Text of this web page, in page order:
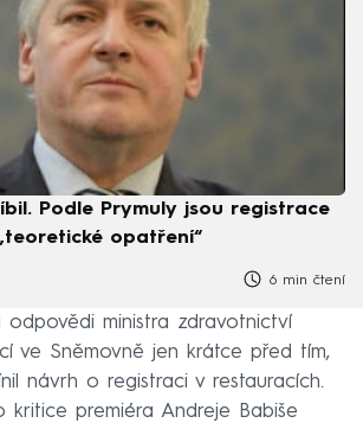
Podle Prymuly jsou registrace
opatření“
6 min čtení
odpovědi ministra zdravotnictví
ve Sněmovně jen krátce před tím,
návrh o registraci v restauracích.
kritice premiéra Andreje Babiše